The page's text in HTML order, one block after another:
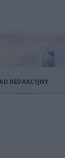
REDAKCYJNY